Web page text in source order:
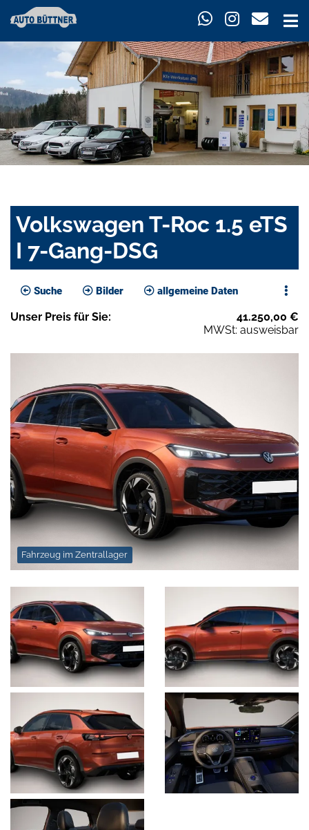
Volkswagen T-Roc 1.5 eTS
I 7-Gang-DSG
Suche Bilder allgemeine Daten
Unser Preis für Sie: 41.250,00 €
MWSt: ausweisbar
Fahrzeug im Zentrallager